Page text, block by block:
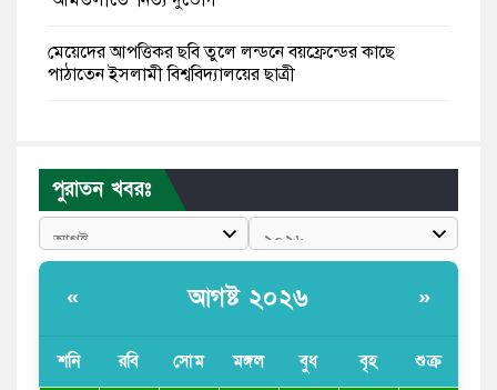
মেয়েদের আপত্তিকর ছবি তুলে লন্ডনে বয়ফ্রেন্ডের কাছে
পাঠাতেন ইসলামী বিশ্ববিদ্যালয়ের ছাত্রী
পাঁচ দেশি মাছে মিলল মাইক্রোপ্লাস্টিক, সবচেয়ে বেশি কই মাছে
বাংলাদেশী কর্মীদের আকামা নিয়ে বড় সুখবর দিলো সৌদি
সজীব ওয়াজেদ জয়
পুরাতন খবরঃ
« আগষ্ট ২০২৬ »
শনি রবি সোম মঙ্গল বুধ বৃহ শুক্র